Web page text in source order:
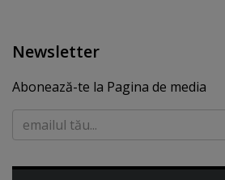
Newsletter
Abonează-te la Pagina de media